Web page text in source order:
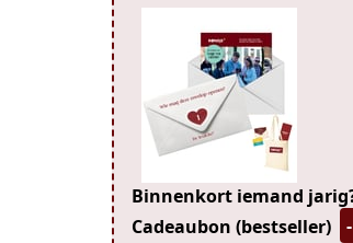
Binnenkort iemand
Cadeaubon (bestseller)